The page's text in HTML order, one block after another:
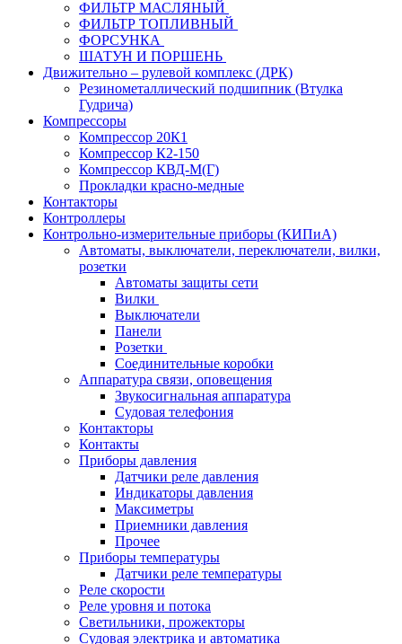
ФИЛЬТР МАСЛЯНЫЙ
ФИЛЬТР ТОПЛИВНЫЙ
ФОРСУНКА
ШАТУН И ПОРШЕНЬ
Движительно – рулевой комплекс (ДРК)
Резинометаллический подшипник (Втулка
Гудрича)
Компрессоры
Компрессор 20К1
Компрессор К2-150
Компрессор КВД-М(Г)
Прокладки красно-медные
Контакторы
Контроллеры
Контрольно-измерительные приборы (КИПиА)
Автоматы, выключатели, переключатели, вилки,
розетки
Автоматы защиты сети
Вилки
Выключатели
Панели
Розетки
Соединительные коробки
Аппаратура связи, оповещения
Звукосигнальная аппаратура
Судовая телефония
Контакторы
Контакты
Приборы давления
Датчики реле давления
Индикаторы давления
Максиметры
Приемники давления
Прочее
Приборы температуры
Датчики реле температуры
Реле скорости
Реле уровня и потока
Светильники, прожекторы
Судовая электрика и автоматика